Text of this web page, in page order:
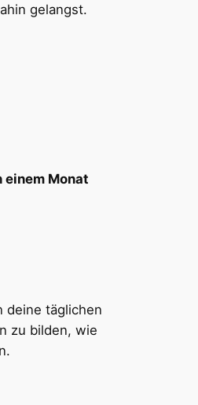
gelangst.
Monat
deine täglichen
zu bilden, wie